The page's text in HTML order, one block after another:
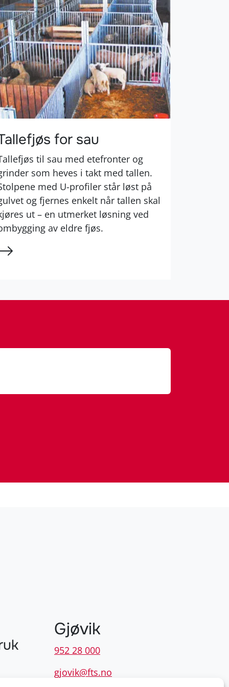
for sau
til sau med etefronter og
som heves i takt med tallen.
med U-profiler står løst på
og fjernes enkelt når tallen skal
ut – en utmerket løsning ved
av eldre fjøs.
Gjøvik
952 28 000
gjovik@fts.no